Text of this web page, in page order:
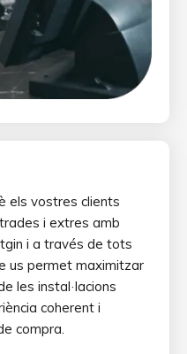
els vostres clients
i extres amb
i a través de tots
us permet maximitzar
les instal·lacions
coherent i
compra.